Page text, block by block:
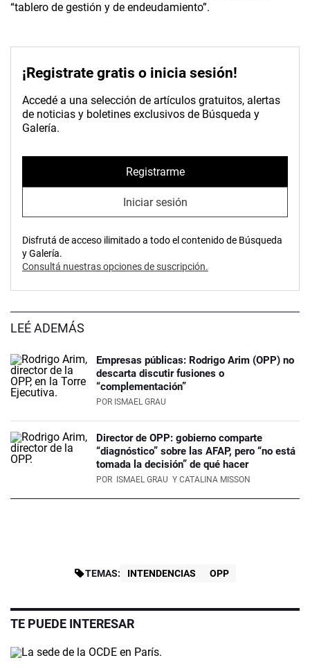
“tablero de gestión y de endeudamiento”.
¡Registrate gratis o inicia sesión!
Accedé a una selección de artículos gratuitos, alertas
de noticias y boletines exclusivos de Búsqueda y
Galería.
Registrarme
Iniciar sesión
Disfrutá de acceso ilimitado a todo el contenido de Búsqueda
y Galería.
Consultá nuestras opciones de suscripción.
LEÉ ADEMÁS
Empresas públicas: Rodrigo Arim (OPP) no
descarta discutir fusiones o
“complementación”
POR ISMAEL GRAU
Director de OPP: gobierno comparte
“diagnóstico” sobre las AFAP, pero “no está
tomada la decisión” de qué hacer
POR ISMAEL GRAU Y CATALINA MISSON
TEMAS: INTENDENCIAS OPP
TE PUEDE INTERESAR